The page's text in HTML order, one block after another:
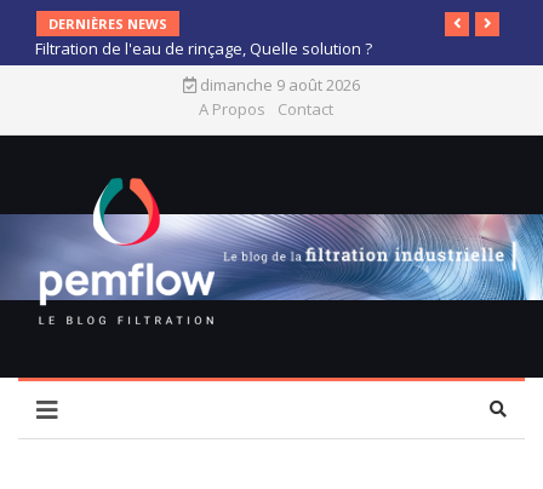
DERNIÈRES NEWS
Filtration de l'eau de rinçage, Quelle solution ?
dimanche 9 août 2026
A Propos
Contact